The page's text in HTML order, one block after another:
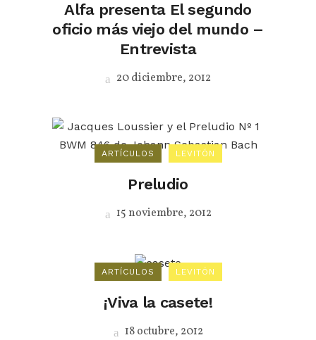
Alfa presenta El segundo
oficio más viejo del mundo –
Entrevista
20 diciembre, 2012
ARTÍCULOS LEVITÓN
Preludio
15 noviembre, 2012
ARTÍCULOS LEVITÓN
¡Viva la casete!
18 octubre, 2012